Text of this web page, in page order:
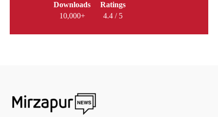
Downloads
10,000+
Ratings
4.4 / 5